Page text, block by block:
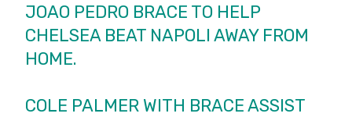
JOAO PEDRO BRACE TO HELP
CHELSEA BEAT NAPOLI AWAY FROM
HOME.
COLE PALMER WITH BRACE ASSIST